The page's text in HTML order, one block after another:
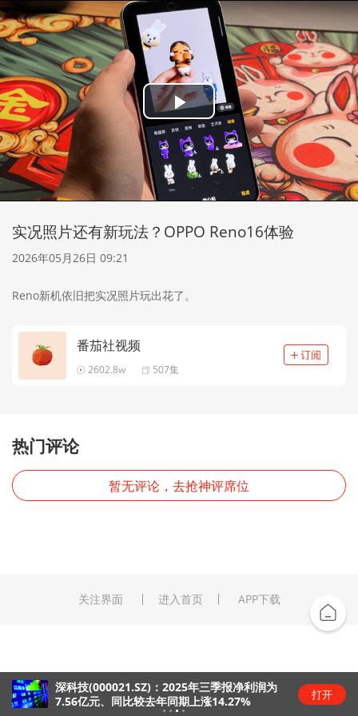
Play
Video
实况照片还有新玩法？OPPO Reno16体验
2026年05月26日 09:21
Reno新机依旧把实况照片玩出花了。
番茄社视频
2602.8w 507集
热门评论
暂无评论，去抢神评席位
关注界面 进入首页 APP下载
深科技(000021.SZ)：2025年三季报净利润为
7.56亿元、同比较去年同期上涨14.27%
打开